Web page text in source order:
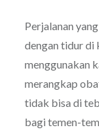
Perjalanan
dengan tidur di
menggunakan
merangkap
tidak bisa di
bagi temen-